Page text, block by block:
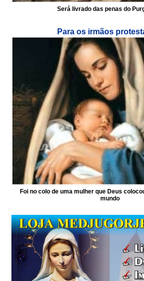
Será livrado das penas do
Para os irmãos
Foi no colo de uma mulher que Deus
mundo